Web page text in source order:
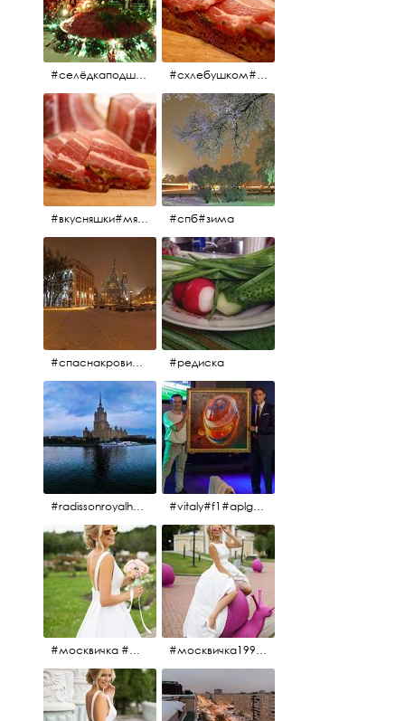
#селёдкаподшубой#основноеблюдо#новыйгод#шампанское#праздник #схлебушком#мясо
#вкусняшки#мясо #спб#зима
#спаснакрови#зима#спб #редиска
#radissonroyalhotel #рэдиссонройал#рэдиссонройалмосква #рекамосква#москва#гостиницаукраина#украина#hotel#отель#moscow @radissonroyalmoscow #vitaly#f1#aplgallery#formula1
#москвичка #москвичка1990#вднх2016 #июль2016 #1990 #москвичка1990@#июль2016 #вднх2016 #1990